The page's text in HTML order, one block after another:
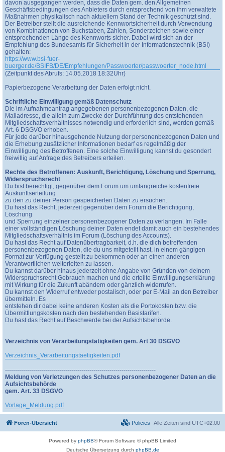
davon ausgegangen werden, dass die Daten gem. den Allgemeinen
Geschäftsbedingungen des Anbieters durch entsprechend von ihm verwaltete
Maßnahmen physikalisch nach aktuellem Stand der Technik geschützt sind.
Der Betreiber stellt die ausreichende Kennwortsicherheit durch Verwendung
von Kombinationen von Buchstaben, Zahlen, Sonderzeichen sowie einer
entsprechenden Länge des Kennworts sicher. Dabei wird sich an der
Empfehlung des Bundesamts für Sicherheit in der Informationstechnik (BSI)
gehalten:
https://www.bsi-fuer-
buerger.de/BSIFB/DE/Empfehlungen/Passwoerter/passwoerter_node.html
(Zeitpunkt des Abrufs: 14.05.2018 18:32Uhr)
Papierbezogene Verarbeitung der Daten erfolgt nicht.
Schriftliche Einwilligung gemäß Datenschutz
Die im Aufnahmeantrag angegebenen personenbezogenen Daten, die
Mailadresse, die allein zum Zwecke der Durchführung des entstehenden
Mitgliedschaftsverhältnisses notwendig und erforderlich sind, werden gemäß
Art. 6 DSGVO erhoben.
Für jede darüber hinausgehende Nutzung der personenbezogenen Daten und
die Erhebung zusätzlicher Informationen bedarf es regelmäßig der
Einwilligung des Betroffenen. Eine solche Einwilligung kannst du gesondert
freiwillig auf Anfrage des Betreibers erteilen.
Rechte des Betroffenen: Auskunft, Berichtigung, Löschung und Sperrung,
Widerspruchsrecht
Du bist berechtigt, gegenüber dem Forum um umfangreiche kostenfreie
Auskunftserteilung
zu den zu deiner Person gespeicherten Daten zu ersuchen.
Du hast das Recht, jederzeit gegenüber dem Forum die Berichtigung,
Löschung
und Sperrung einzelner personenbezogener Daten zu verlangen. Im Falle
einer vollständigen Löschung deiner Daten endet damit auch ein bestehendes
Mitgliedschaftsverhältnis im Forum (Löschung des Accounts).
Du hast das Recht auf Datenübertragbarkeit, d.h. die dich betreffenden
personenbezogenen Daten, die du uns mitgeteilt hast, in einem gängigen
Format zur Verfügung gestellt zu bekommen oder an einen anderen
Verantwortlichen weiterleiten zu lassen.
Du kannst darüber hinaus jederzeit ohne Angabe von Gründen von deinem
Widerspruchsrecht Gebrauch machen und die erteilte Einwilligungserklärung
mit Wirkung für die Zukunft abändern oder gänzlich widerrufen.
Du kannst den Widerruf entweder postalisch, oder per E-Mail an den Betreiber
übermitteln. Es
entstehen dir dabei keine anderen Kosten als die Portokosten bzw. die
Übermittlungskosten nach den bestehenden Basistarifen.
Du hast das Recht auf Beschwerde bei der Aufsichtsbehörde.
Verzeichnis von Verarbeitungstätigkeiten gem. Art 30 DSGVO
Verzeichnis_Verarbeitungstaetigkeiten.pdf
---------------------------------------------------------------------------
Meldung von Verletzungen des Schutzes personenbezogener Daten an die
Aufsichtsbehörde
gem. Art. 33 DSGVO
Vorlage_Meldung.pdf
Foren-Übersicht Alle Zeiten sind UTC+02:00
Policies
Powered by phpBB® Forum Software © phpBB Limited
Deutsche Übersetzung durch phpBB.de